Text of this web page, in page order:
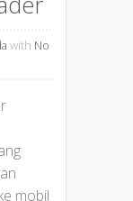
with No
mobil